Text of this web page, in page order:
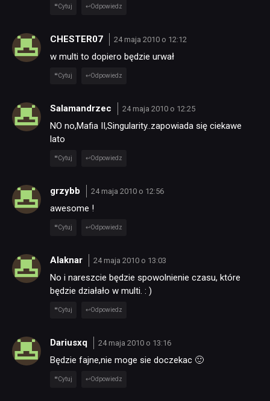
NEWSY
Cytuj Odpowiedz
CHESTER07 24 maja 2010 o 12:12
w multi to dopiero będzie urwał
Cytuj Odpowiedz
Salamandrzec 24 maja 2010 o 12:25
NO no,Mafia II,Singularity..zapowiada się ciekawe
lato
Cytuj Odpowiedz
grzybb 24 maja 2010 o 12:56
awesome !
Cytuj Odpowiedz
Alaknar 24 maja 2010 o 13:03
No i nareszcie będzie spowolnienie czasu, które
będzie działało w multi. : )
Cytuj Odpowiedz
Dariusxq 24 maja 2010 o 13:16
Będzie fajne,nie moge sie doczekac 🙂
Cytuj Odpowiedz